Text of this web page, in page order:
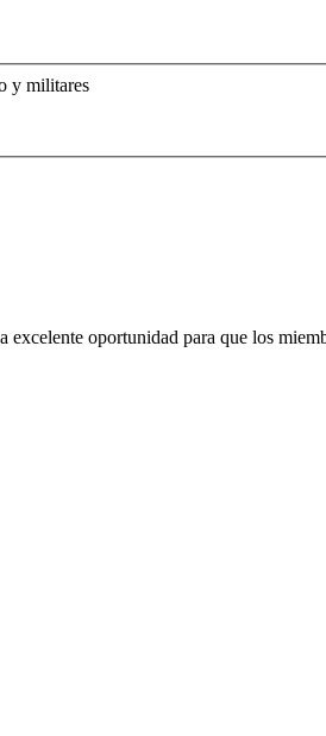
y militares
oportunidad para que los